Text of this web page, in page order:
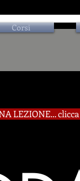
Corsi
LEZIONE...